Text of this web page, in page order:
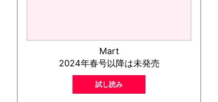
Mart
2024年春号以降は未発売
試し読み